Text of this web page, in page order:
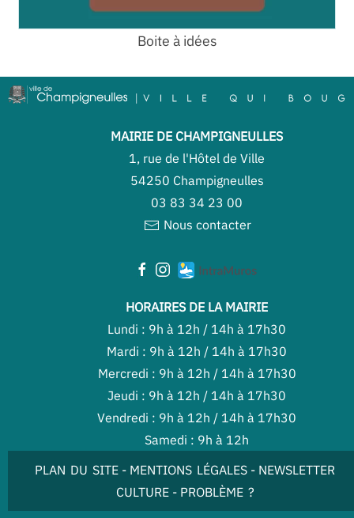
Boite à idées
MAIRIE DE CHAMPIGNEULLES
1, rue de l'Hôtel de Ville
54250 Champigneulles
03 83 34 23 00
Nous contacter
HORAIRES DE LA MAIRIE
Lundi : 9h à 12h / 14h à 17h30
Mardi : 9h à 12h / 14h à 17h30
Mercredi : 9h à 12h / 14h à 17h30
Jeudi : 9h à 12h / 14h à 17h30
Vendredi : 9h à 12h / 14h à 17h30
Samedi : 9h à 12h
PLAN DU SITE - MENTIONS LÉGALES - NEWSLETTER
CULTURE- PROBLÈME ?